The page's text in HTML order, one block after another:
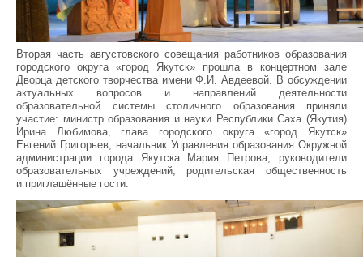
Вторая часть августовского совещания работников образования
городского округа «город Якутск» прошла в концертном зале
Дворца детского творчества имени Ф.И. Авдеевой. В обсуждении
актуальных вопросов и направлений деятельности
образовательной системы столичного образования приняли
участие: министр образования и науки Республики Саха (Якутия)
Ирина Любимова, глава городского округа «город Якутск»
Евгений Григорьев, начальник Управления образования Окружной
администрации города Якутска Мария Петрова, руководители
образовательных учреждений, родительская общественность
и приглашённые гости.